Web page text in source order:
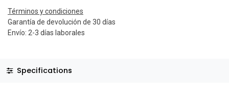
Términos y condiciones
Garantía de devolución de 30 días
Envío: 2-3 días laborales
Specifications